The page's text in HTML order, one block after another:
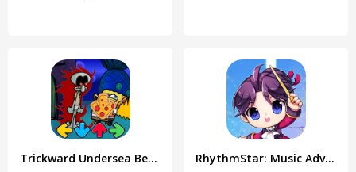
Trickward Undersea Beat Battle RhythmStar: Music Adventure